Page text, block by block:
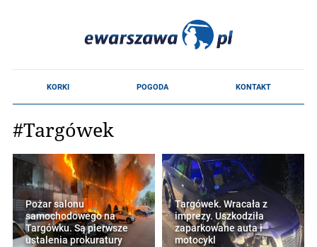
#Targówek
Pożar salonu
samochodowego na
Targówku. Są pierwsze
ustalenia prokuratury
Targówek. Wracała z
imprezy. Uszkodziła
zaparkowane auta i
motocykl